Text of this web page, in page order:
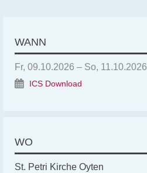
WANN
Fr, 09.10.2026 – So, 11.10.2026
ICS Download
WO
St. Petri Kirche Oyten